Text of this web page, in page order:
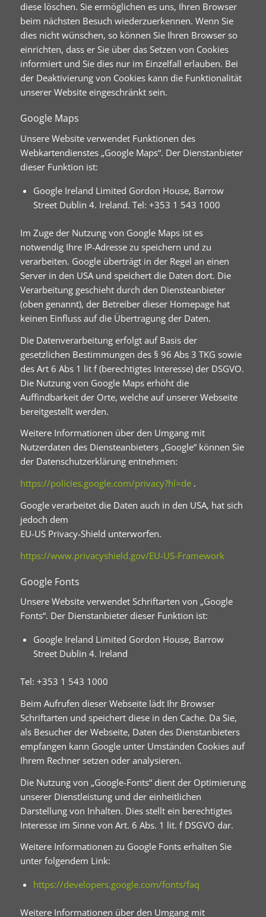
diese löschen. Sie ermöglichen es uns, Ihren Browser
beim nächsten Besuch wiederzuerkennen. Wenn Sie
dies nicht wünschen, so können Sie Ihren Browser so
einrichten, dass er Sie über das Setzen von Cookies
informiert und Sie dies nur im Einzelfall erlauben. Bei
der Deaktivierung von Cookies kann die Funktionalität
unserer Website eingeschränkt sein.
Google Maps
Unsere Website verwendet Funktionen des
Webkartendienstes „Google Maps“. Der Dienstanbieter
dieser Funktion ist:
Google Ireland Limited Gordon House, Barrow
Street Dublin 4. Ireland. Tel: +353 1 543 1000
Im Zuge der Nutzung von Google Maps ist es
notwendig Ihre IP-Adresse zu speichern und zu
verarbeiten. Google überträgt in der Regel an einen
Server in den USA und speichert die Daten dort. Die
Verarbeitung geschieht durch den Diensteanbieter
(oben genannt), der Betreiber dieser Homepage hat
keinen Einfluss auf die Übertragung der Daten.
Die Datenverarbeitung erfolgt auf Basis der
gesetzlichen Bestimmungen des § 96 Abs 3 TKG sowie
des Art 6 Abs 1 lit f (berechtigtes Interesse) der DSGVO.
Die Nutzung von Google Maps erhöht die
Auffindbarkeit der Orte, welche auf unserer Webseite
bereitgestellt werden.
Weitere Informationen über den Umgang mit
Nutzerdaten des Diensteanbieters „Google“ können Sie
der Datenschutzerklärung entnehmen:
https://policies.google.com/privacy?hl=de .
Google verarbeitet die Daten auch in den USA, hat sich
jedoch dem
EU-US Privacy-Shield unterworfen.
https://www.privacyshield.gov/EU-US-Framework
Google Fonts
Unsere Website verwendet Schriftarten von „Google
Fonts“. Der Dienstanbieter dieser Funktion ist:
Google Ireland Limited Gordon House, Barrow
Street Dublin 4. Ireland
Tel: +353 1 543 1000
Beim Aufrufen dieser Webseite lädt Ihr Browser
Schriftarten und speichert diese in den Cache. Da Sie,
als Besucher der Webseite, Daten des Dienstanbieters
empfangen kann Google unter Umständen Cookies auf
Ihrem Rechner setzen oder analysieren.
Die Nutzung von „Google-Fonts“ dient der Optimierung
unserer Dienstleistung und der einheitlichen
Darstellung von Inhalten. Dies stellt ein berechtigtes
Interesse im Sinne von Art. 6 Abs. 1 lit. f DSGVO dar.
Weitere Informationen zu Google Fonts erhalten Sie
unter folgendem Link:
https://developers.google.com/fonts/faq
Weitere Informationen über den Umgang mit